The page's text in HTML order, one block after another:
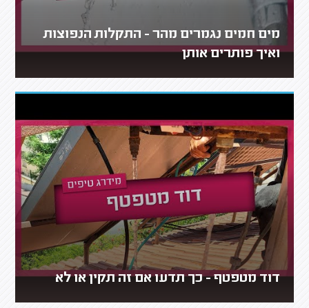
מים חמים נגמרים מהר - התקלות הנפוצות
ואיך פותרים אותן
דוד מטפטף - כך תדעו אם זה תקין או לא